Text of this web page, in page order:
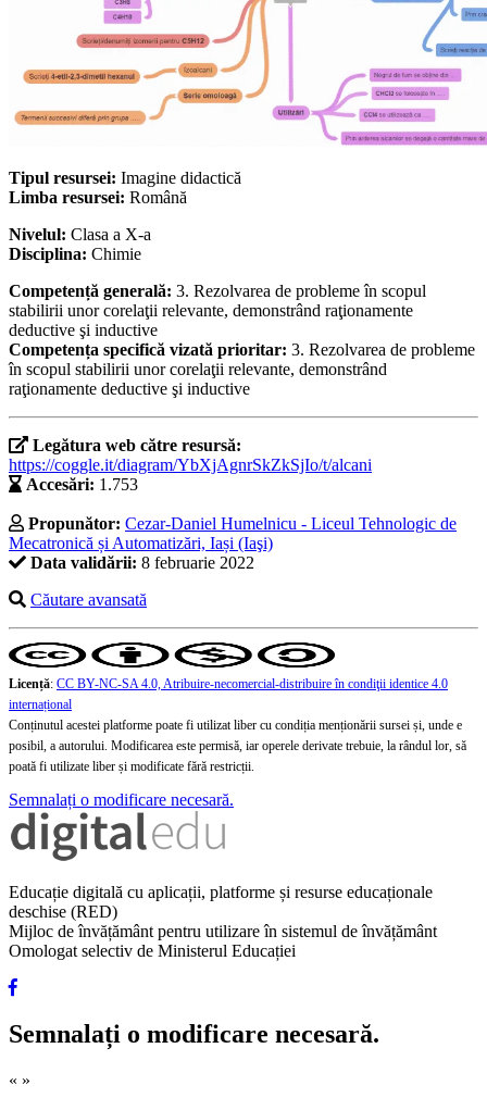
Tipul resursei: Imagine didactică
Limba resursei: Română
Nivelul: Clasa a X-a
Disciplina: Chimie
Competență generală: 3. Rezolvarea de probleme în scopul
stabilirii unor corelaţii relevante, demonstrând raţionamente
deductive şi inductive
Competența specifică vizată prioritar: 3. Rezolvarea de probleme
în scopul stabilirii unor corelaţii relevante, demonstrând
raţionamente deductive şi inductive
Legătura web către resursă:
https://coggle.it/diagram/YbXjAgnrSkZkSjIo/t/alcani
Accesări: 1.753
Propunător: Cezar-Daniel Humelnicu - Liceul Tehnologic de
Mecatronică și Automatizări, Iași (Iaşi)
Data validării: 8 februarie 2022
Căutare avansată
Licență: CC BY-NC-SA 4.0, Atribuire-necomercial-distribuire în condiţii identice 4.0
internațional
Conținutul acestei platforme poate fi utilizat liber cu condiția menționării sursei și, unde e
posibil, a autorului. Modificarea este permisă, iar operele derivate trebuie, la rândul lor, să
poată fi utilizate liber și modificate fără restricții.
Semnalați o modificare necesară.
Educație digitală cu aplicații, platforme și resurse educaționale
deschise (RED)
Mijloc de învățământ pentru utilizare în sistemul de învățământ
Omologat selectiv de Ministerul Educației
Semnalați o modificare necesară.
« »